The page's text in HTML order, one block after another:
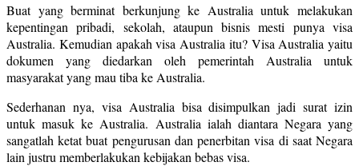
Buat yang berminat berkunjung ke Australia untuk melakukan
kepentingan pribadi, sekolah, ataupun bisnis mesti punya visa
Australia. Kemudian apakah visa Australia itu? Visa Australia yaitu
dokumen yang diedarkan oleh pemerintah Australia untuk
masyarakat yang mau tiba ke Australia.
Sederhanan nya, visa Australia bisa disimpulkan jadi surat izin
untuk masuk ke Australia. Australia ialah diantara Negara yang
sangatlah ketat buat pengurusan dan penerbitan visa di saat Negara
lain justru memberlakukan kebijakan bebas visa.